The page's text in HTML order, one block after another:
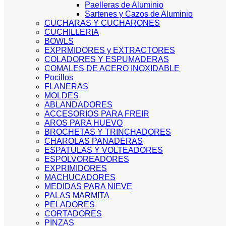
Paelleras de Aluminio
Sartenes y Cazos de Aluminio
CUCHARAS Y CUCHARONES
CUCHILLERIA
BOWLS
EXPRMIDORES y EXTRACTORES
COLADORES Y ESPUMADERAS
COMALES DE ACERO INOXIDABLE
Pocillos
FLANERAS
MOLDES
ABLANDADORES
ACCESORIOS PARA FREIR
AROS PARA HUEVO
BROCHETAS Y TRINCHADORES
CHAROLAS PANADERAS
ESPATULAS Y VOLTEADORES
ESPOLVOREADORES
EXPRIMIDORES
MACHUCADORES
MEDIDAS PARA NIEVE
PALAS MARMITA
PELADORES
CORTADORES
PINZAS